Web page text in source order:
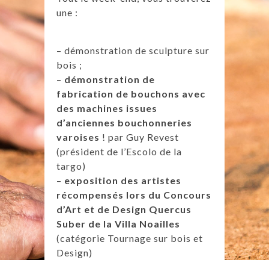
une :
– démonstration de sculpture sur
bois ;
– démonstration de
fabrication de bouchons avec
des machines issues
d’anciennes bouchonneries
varoises ! par Guy Revest
(président de l’Escolo de la
targo)
– exposition des artistes
récompensés lors du Concours
d’Art et de Design Quercus
Suber de la Villa Noailles
(catégorie Tournage sur bois et
Design)